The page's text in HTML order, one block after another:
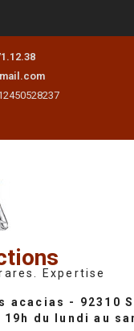
Expertise